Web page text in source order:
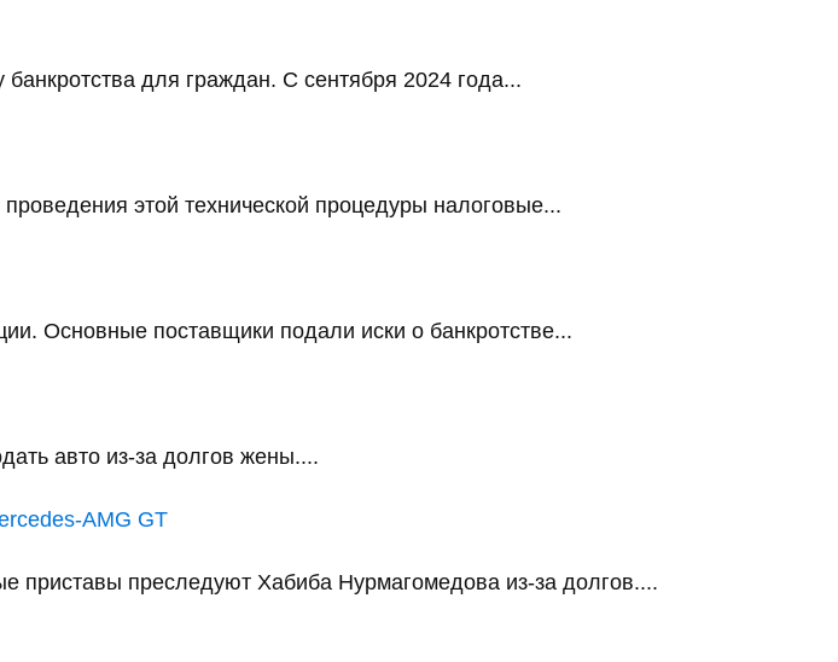
для граждан. С сентября 2024 года...
этой технической процедуры налоговые...
Основные поставщики подали иски о банкротстве...
авто из-за долгов жены....
AMG GT
приставы преследуют Хабиба Нурмагомедова из-за долгов....